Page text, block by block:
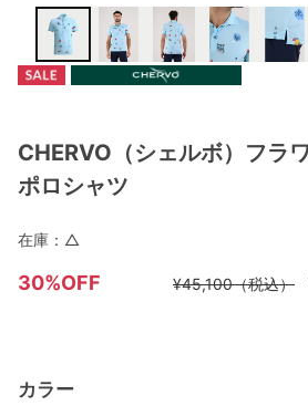
CHERVO（シェルボ）フラ
ポロシャツ
30%OFF ¥45,100（税込）
カラー
在庫： △